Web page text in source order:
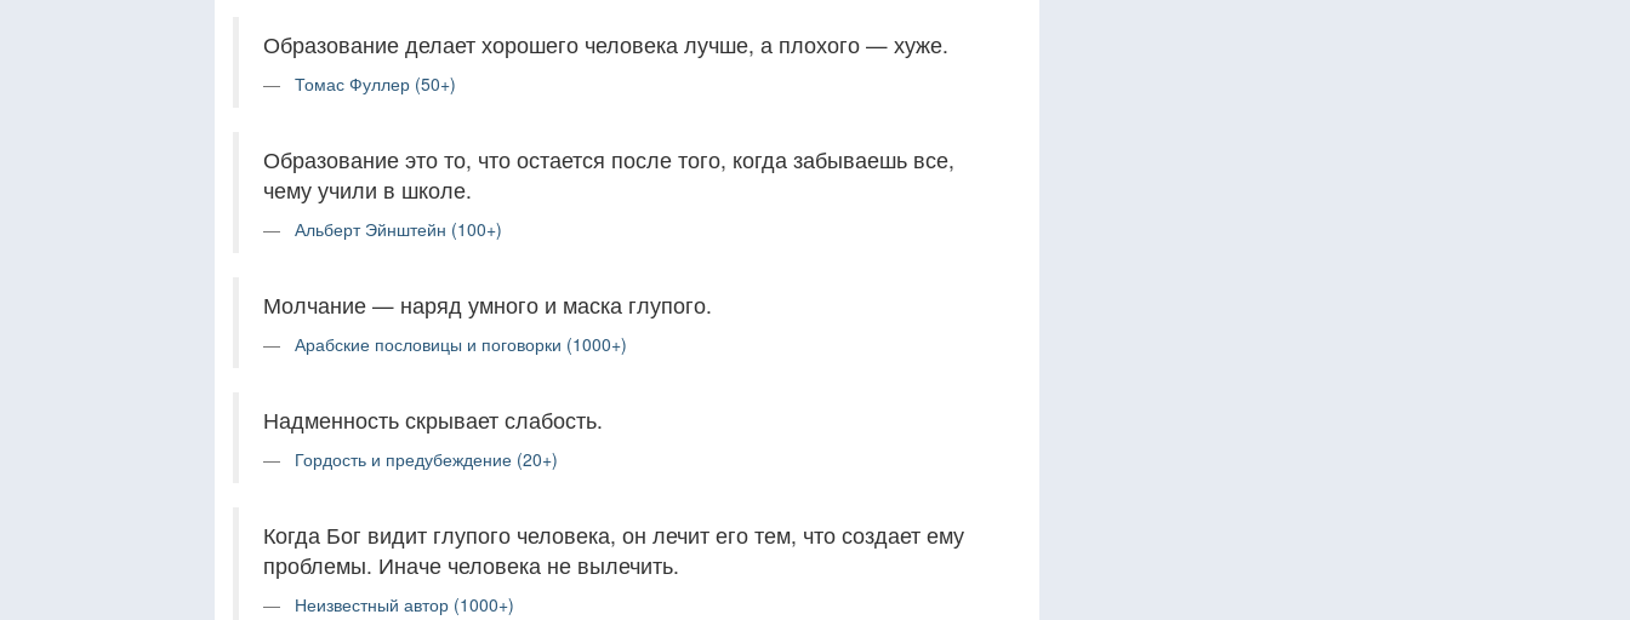
Образование делает хорошего человека лучше, а плохого — хуже.
Томас Фуллер (50+)
Образование это то, что остается после того, когда забываешь все,
чему учили в школе.
Альберт Эйнштейн (100+)
Молчание — наряд умного и маска глупого.
Арабские пословицы и поговорки (1000+)
Надменность скрывает слабость.
Гордость и предубеждение (20+)
Когда Бог видит глупого человека, он лечит его тем, что создает ему
проблемы. Иначе человека не вылечить.
Неизвестный автор (1000+)